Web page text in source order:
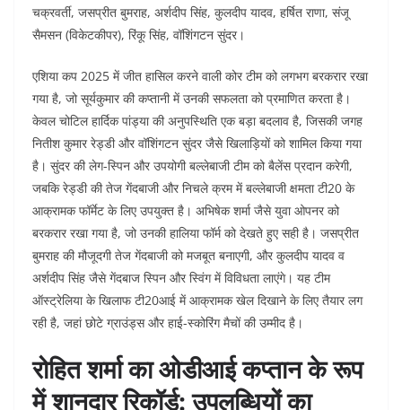
चक्रवर्ती, जसप्रीत बुमराह, अर्शदीप सिंह, कुलदीप यादव, हर्षित राणा, संजू
सैमसन (विकेटकीपर), रिंकू सिंह, वॉशिंगटन सुंदर।
एशिया कप 2025 में जीत हासिल करने वाली कोर टीम को लगभग बरकरार रखा
गया है, जो सूर्यकुमार की कप्तानी में उनकी सफलता को प्रमाणित करता है।
केवल चोटिल हार्दिक पांड्या की अनुपस्थिति एक बड़ा बदलाव है, जिसकी जगह
नितीश कुमार रेड्डी और वॉशिंगटन सुंदर जैसे खिलाड़ियों को शामिल किया गया
है। सुंदर की लेग-स्पिन और उपयोगी बल्लेबाजी टीम को बैलेंस प्रदान करेगी,
जबकि रेड्डी की तेज गेंदबाजी और निचले क्रम में बल्लेबाजी क्षमता टी20 के
आक्रामक फॉर्मेट के लिए उपयुक्त है। अभिषेक शर्मा जैसे युवा ओपनर को
बरकरार रखा गया है, जो उनकी हालिया फॉर्म को देखते हुए सही है। जसप्रीत
बुमराह की मौजूदगी तेज गेंदबाजी को मजबूत बनाएगी, और कुलदीप यादव व
अर्शदीप सिंह जैसे गेंदबाज स्पिन और स्विंग में विविधता लाएंगे। यह टीम
ऑस्ट्रेलिया के खिलाफ टी20आई में आक्रामक खेल दिखाने के लिए तैयार लग
रही है, जहां छोटे ग्राउंड्स और हाई-स्कोरिंग मैचों की उम्मीद है।
रोहित शर्मा का ओडीआई कप्तान के रूप
में शानदार रिकॉर्ड: उपलब्धियों का